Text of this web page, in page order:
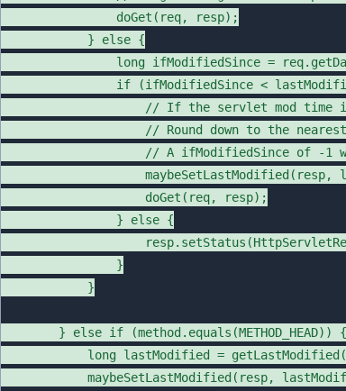
                doGet(req, resp);
            } else {
long ifModifiedSince =
if (ifModifiedSince <
// If the servlet mod time
// Round down to the
// A ifModifiedSince of -1
maybeSetLastModified(resp,
                    doGet(req, resp);
                } else {
                }
            }
        } else if (method.equals(METHOD_HEAD)) {
long lastModified =
maybeSetLastModified(resp,